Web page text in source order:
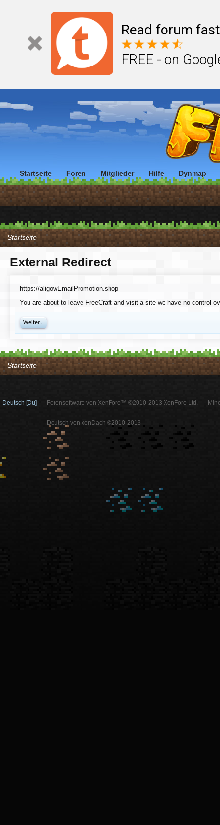
Read forum
FREE - on
Startseite
External Redirect
https://aligowEmailPromotion.shop
You are about to leave FreeCraft and visit a site we have no control
Weiter...
Startseite
Startseite Foren Mitglieder Hilfe Dynmap
Deutsch [Du]
Forensoftware von XenForo™ ©2010-2013 XenForo Ltd.
-
Deutsch von xenDach ©2010-2013